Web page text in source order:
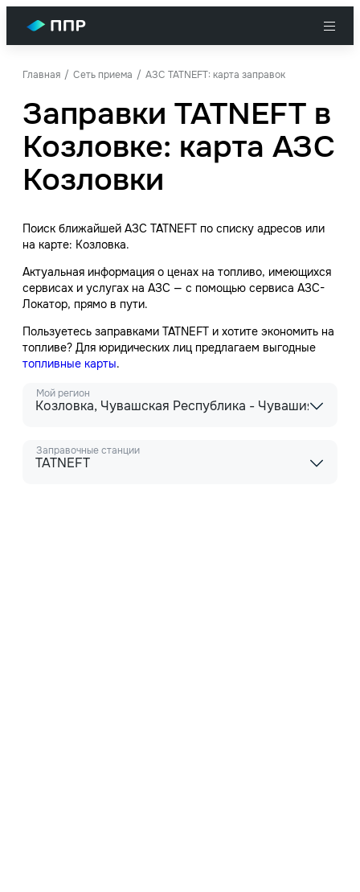
Главная Сеть приема АЗС TATNEFT: карта заправок
Заправки TATNEFT в
Козловке: карта АЗС
Козловки
Поиск ближайшей АЗС TATNEFT по списку адресов или
на карте: Козловка.
Актуальная информация о ценах на топливо, имеющихся
сервисах и услугах на АЗС — с помощью сервиса АЗС-
Локатор, прямо в пути.
Пользуетесь заправками TATNEFT и хотите экономить на
топливе? Для юридических лиц предлагаем выгодные
топливные карты.
Мой регион
Козловка, Чувашская Республика - Чувашия
Заправочные станции
TATNEFT